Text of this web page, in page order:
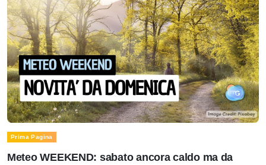
Prima Pagina
Meteo WEEKEND: sabato ancora caldo ma da